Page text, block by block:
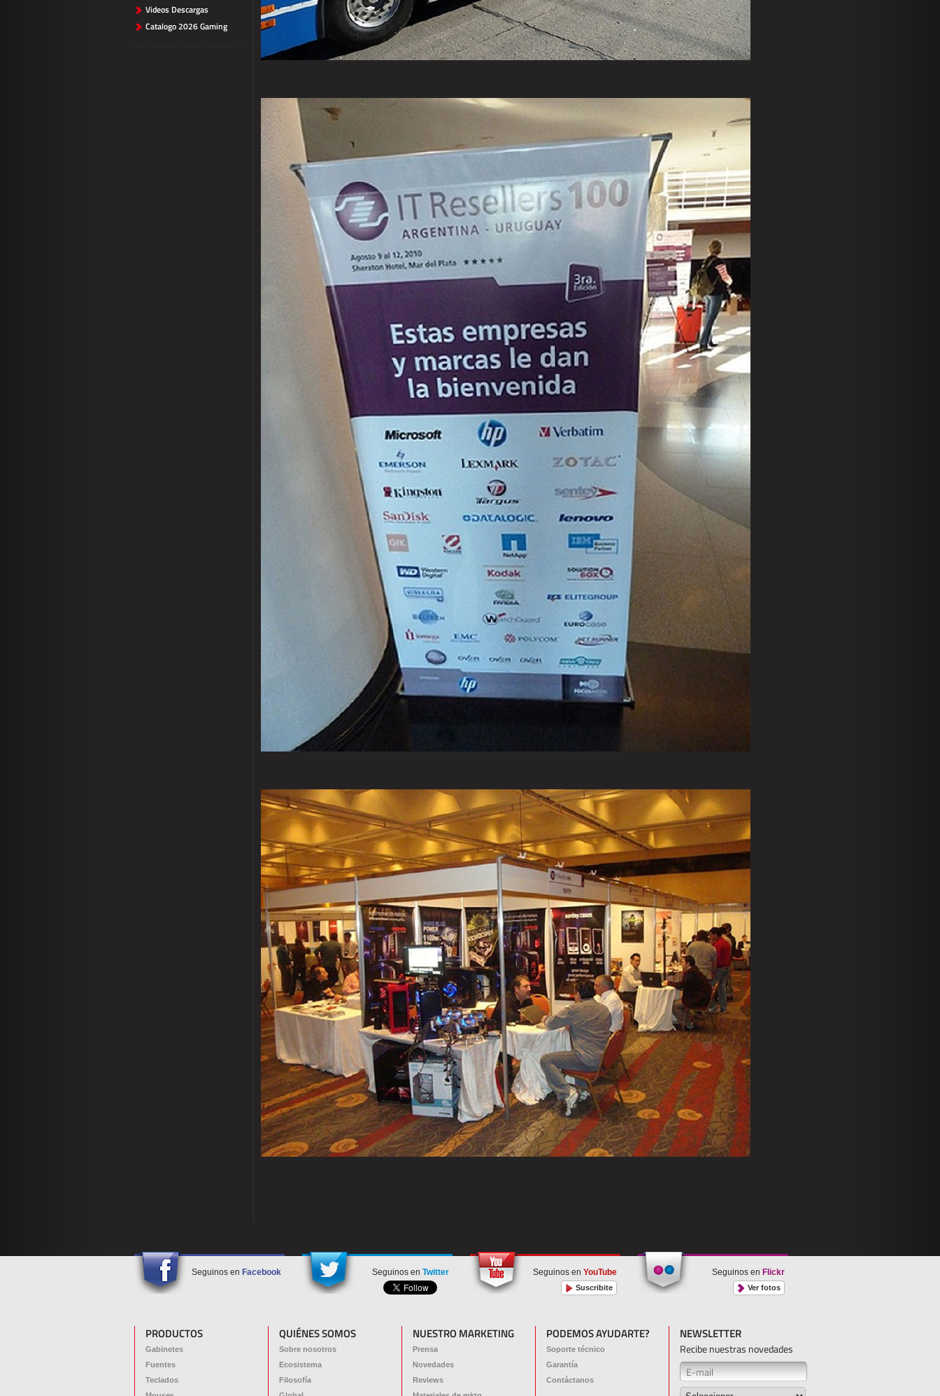
Videos Descargas
Catalogo 2026 Gaming
Seguinos en Facebook Seguinos en Twitter Seguinos en YouTube
Suscribite
Seguinos en Flickr
Ver fotos
PRODUCTOS
Gabinetes
Fuentes
Teclados
QUIÉNES SOMOS
Sobre nosotros
Ecosistema
Filosofía
NUESTRO MARKETING
Prensa
Novedades
Reviews
PODEMOS AYUDARTE?
Soporte técnico
Garantía
Contáctanos
NEWSLETTER
Recibe nuestras novedades